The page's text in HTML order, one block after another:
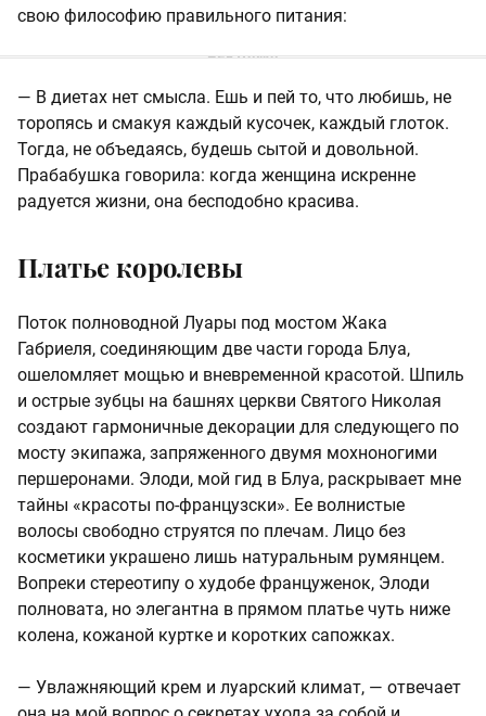
свою философию правильного питания:
— В диетах нет смысла. Ешь и пей то, что любишь, не
торопясь и смакуя каждый кусочек, каждый глоток.
Тогда, не объедаясь, будешь сытой и довольной.
Прабабушка говорила: когда женщина искренне
радуется жизни, она бесподобно красива.
Платье королевы
Поток полноводной Луары под мостом Жака
Габриеля, соединяющим две части города Блуа,
ошеломляет мощью и вневременной красотой. Шпиль
и острые зубцы на башнях церкви Святого Николая
создают гармоничные декорации для следующего по
мосту экипажа, запряженного двумя мохноногими
першеронами. Элоди, мой гид в Блуа, раскрывает мне
тайны «красоты по-французски». Ее волнистые
волосы свободно струятся по плечам. Лицо без
косметики украшено лишь натуральным румянцем.
Вопреки стереотипу о худобе француженок, Элоди
полновата, но элегантна в прямом платье чуть ниже
колена, кожаной куртке и коротких сапожках.
— Увлажняющий крем и луарский климат, — отвечает